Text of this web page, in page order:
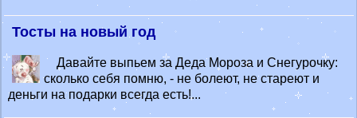
Тосты на новый год
Давайте выпьем за Деда Мороза и Снегурочку:
сколько себя помню, - не болеют, не стареют и
деньги на подарки всегда есть!...